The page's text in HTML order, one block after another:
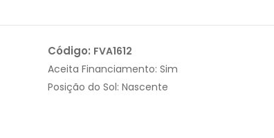
Código: FVA1612
Aceita Financiamento: Sim
Posição do Sol: Nascente